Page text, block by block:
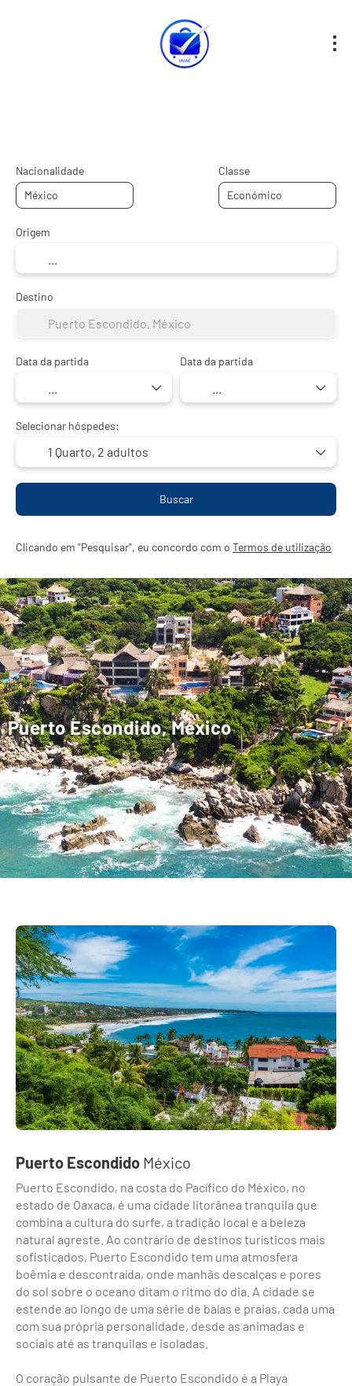
Puerto Escondido, México
Nacionalidade Classe
Origem
Destino
Data da partida Data da partida
Selecionar hóspedes:
1 Quarto, 2 adultos
Buscar
Clicando em "Pesquisar", eu concordo com o Termos de utilização
Puerto Escondido México
Puerto Escondido, na costa do Pacífico do México, no
estado de Oaxaca, é uma cidade litorânea tranquila que
combina a cultura do surfe, a tradição local e a beleza
natural agreste. Ao contrário de destinos turísticos mais
sofisticados, Puerto Escondido tem uma atmosfera
boêmia e descontraída, onde manhãs descalças e pores
do sol sobre o oceano ditam o ritmo do dia. A cidade se
estende ao longo de uma série de baías e praias, cada uma
com sua própria personalidade, desde as animadas e
sociais até as tranquilas e isoladas.
O coração pulsante de Puerto Escondido é a Playa